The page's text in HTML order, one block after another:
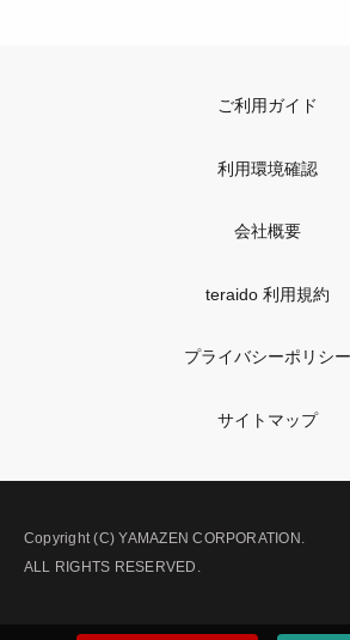
ご利用ガイド
利用環境確認
会社概要
teraido 利用規約
プライバシーポリシー
サイトマップ
Copyright (C) YAMAZEN CORPORATION.
ALL RIGHTS RESERVED.